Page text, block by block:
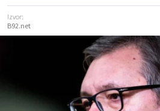
Izvor:
B92.net